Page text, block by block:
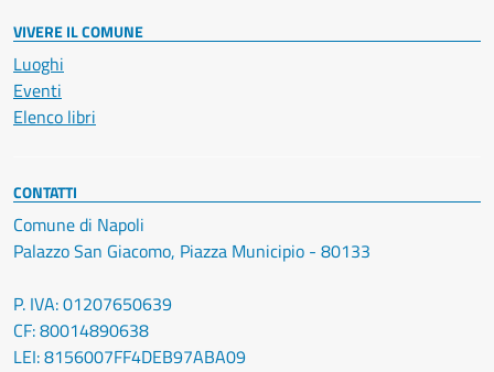
VIVERE IL COMUNE
Luoghi
Eventi
Elenco libri
CONTATTI
Comune di Napoli
Palazzo San Giacomo, Piazza Municipio - 80133
P. IVA: 01207650639
CF: 80014890638
LEI: 8156007FF4DEB97ABA09